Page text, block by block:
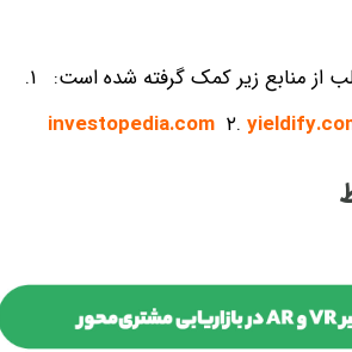
از منابع زیر کمک گرفته شده است: ۱.
investopedia.com ۲.